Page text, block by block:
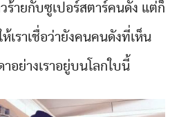
ร้ายกับซูเปอร์สตาร์คนดัง แต่ก็
เราเชื่อว่ายังคนคนดังที่เห็น
อย่างเราอยู่บนโลกใบนี้